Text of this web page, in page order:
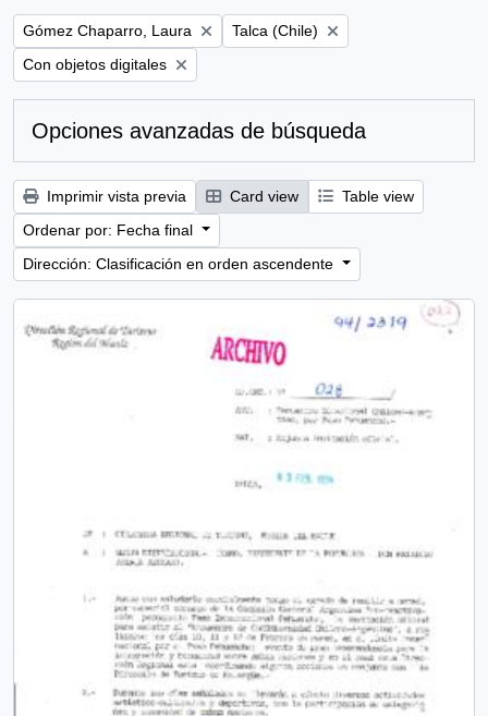
Remove filter:
Gómez Chaparro, Laura Remove filter:
Talca (Chile)
Remove filter:
Con objetos digitales
Opciones avanzadas de búsqueda
Imprimir vista previa Card view
Table view
Ordenar por: Fecha final
Dirección: Clasificación en orden ascendente